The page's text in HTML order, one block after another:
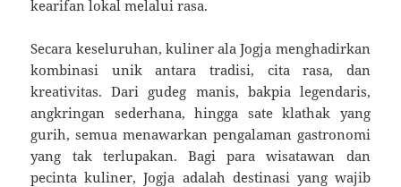
kearifan lokal melalui rasa.
Secara keseluruhan, kuliner ala Jogja menghadirkan
kombinasi unik antara tradisi, cita rasa, dan
kreativitas. Dari gudeg manis, bakpia legendaris,
angkringan sederhana, hingga sate klathak yang
gurih, semua menawarkan pengalaman gastronomi
yang tak terlupakan. Bagi para wisatawan dan
pecinta kuliner, Jogja adalah destinasi yang wajib